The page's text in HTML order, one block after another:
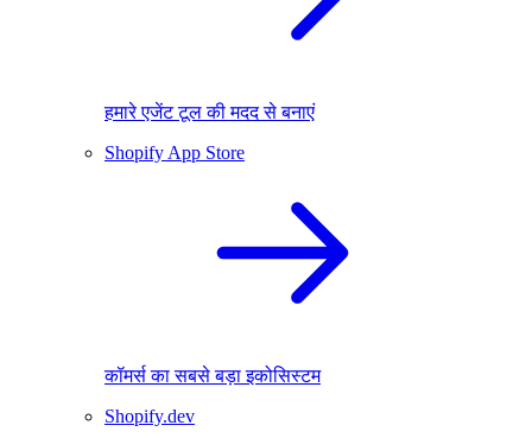
हमारे एजेंट टूल की मदद से बनाएं
Shopify App Store
कॉमर्स का सबसे बड़ा इकोसिस्टम
Shopify.dev